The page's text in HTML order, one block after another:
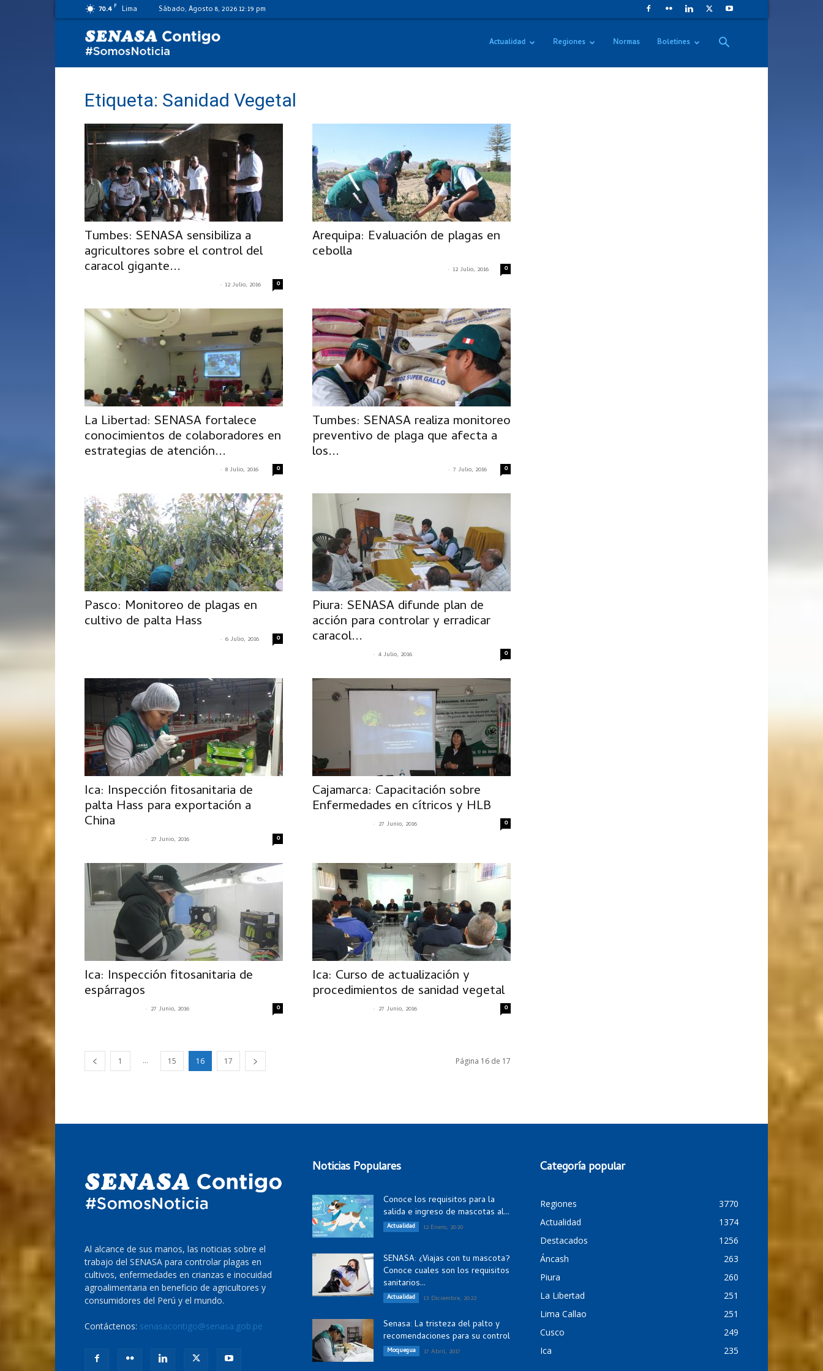
70.4 F Lima Sábado, Agosto 8, 2026 12:19 pm
al
día
Actualidad Regiones Normas Boletines
Etiqueta: Sanidad Vegetal
Tumbes: SENASA sensibiliza a
agricultores sobre el control del
caracol gigante...
- 12 Julio, 2016 0
Arequipa: Evaluación de plagas en
cebolla
- 12 Julio, 2016 0
La Libertad: SENASA fortalece
conocimientos de colaboradores en
estrategias de atención...
- 8 Julio, 2016 0
Tumbes: SENASA realiza monitoreo
preventivo de plaga que afecta a
los...
- 7 Julio, 2016 0
Pasco: Monitoreo de plagas en
cultivo de palta Hass
- 6 Julio, 2016 0
Piura: SENASA difunde plan de
acción para controlar y erradicar
caracol...
- 4 Julio, 2016 0
Ica: Inspección fitosanitaria de
palta Hass para exportación a
China
- 27 Junio, 2016 0
Cajamarca: Capacitación sobre
Enfermedades en cítricos y HLB
- 27 Junio, 2016 0
Ica: Inspección fitosanitaria de
espárragos
- 27 Junio, 2016 0
Ica: Curso de actualización y
procedimientos de sanidad vegetal
- 27 Junio, 2016 0
1 ... 15 16 17 Página 16 de 17
Al alcance de sus manos, las noticias sobre el
trabajo del SENASA para controlar plagas en
cultivos, enfermedades en crianzas e inocuidad
agroalimentaria en beneficio de agricultores y
consumidores del Perú y el mundo.
Contáctenos: senasacontigo@senasa.gob.pe
Noticias Populares
Conoce los requisitos para la
salida e ingreso de mascotas al...
Actualidad 12 Enero, 2020
SENASA: ¿Viajas con tu mascota?
Conoce cuales son los requisitos
sanitarios...
Actualidad 13 Diciembre, 2022
Senasa: La tristeza del palto y
recomendaciones para su control
Moquegua 17 Abril, 2017
Categoría popular
Regiones
3770
Actualidad
1374
Destacados
1256
Áncash
263
Piura
260
La Libertad
251
Lima Callao
251
Cusco
249
Ica
235